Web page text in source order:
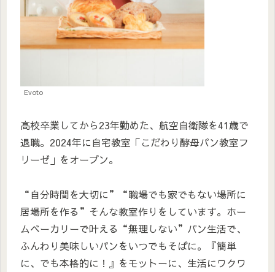
Evoto
高校卒業してから23年勤めた、航空自衛隊を41歳で
退職。2024年に自宅教室「こだわり酵母パン教室フ
リーゼ」をオープン。
“自分時間を大切に”“職場でも家でもない場所に
居場所を作る”そんな教室作りをしています。ホー
ムベーカリーで叶える“無理しない”パン生活で、
ふんわり美味しいパンをいつでもそばに。『簡単
に、でも本格的に！』をモットーに、生活にワクワ